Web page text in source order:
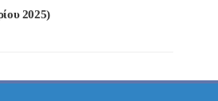
2025)